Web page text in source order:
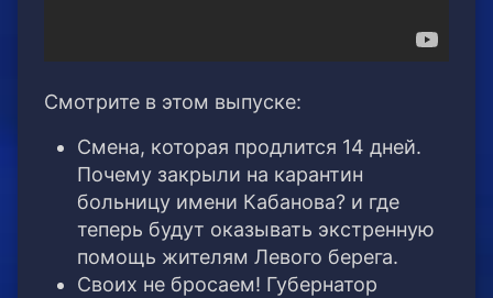
Смотрите в этом выпуске:
Смена, которая продлится 14 дней.
Почему закрыли на карантин
больницу имени Кабанова? и где
теперь будут оказывать экстренную
помощь жителям Левого берега.
Своих не бросаем! Губернатор